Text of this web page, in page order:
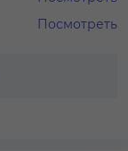
Посмотреть